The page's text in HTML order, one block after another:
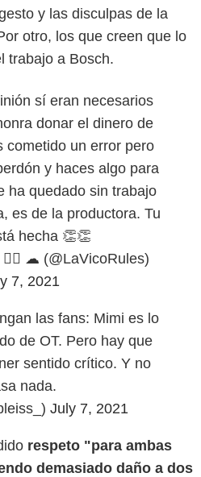
y las disculpas de la
otro, los que creen que lo
trabajo a Bosch.
sí eran necesarios
donar el dinero de
cometido un error pero
y haces algo para
ha quedado sin trabajo
es de la productora. Tu
hecha 👏👏
☁ (@LaVicoRules)
7, 2021
las fans: Mimi es lo
de OT. Pero hay que
sentido crítico. Y no
nada.
July 7, 2021
respeto "para ambas
demasiado daño a dos